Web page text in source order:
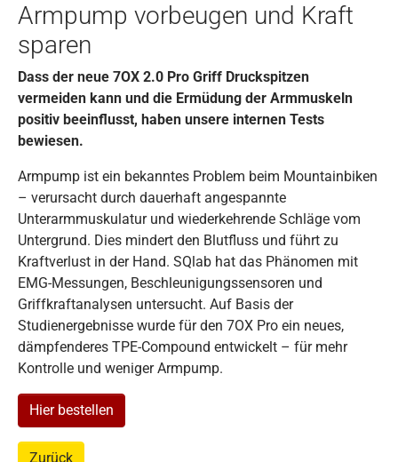
Armpump vorbeugen und Kraft
sparen
Dass der neue 7OX 2.0 Pro Griff Druckspitzen
vermeiden kann und die Ermüdung der Armmuskeln
positiv beeinflusst, haben unsere internen Tests
bewiesen.
Armpump ist ein bekanntes Problem beim Mountainbiken
– verursacht durch dauerhaft angespannte
Unterarmmuskulatur und wiederkehrende Schläge vom
Untergrund. Dies mindert den Blutfluss und führt zu
Kraftverlust in der Hand. SQlab hat das Phänomen mit
EMG-Messungen, Beschleunigungssensoren und
Griffkraftanalysen untersucht. Auf Basis der
Studienergebnisse wurde für den 7OX Pro ein neues,
dämpfenderes TPE-Compound entwickelt – für mehr
Kontrolle und weniger Armpump.
Hier bestellen
Zurück